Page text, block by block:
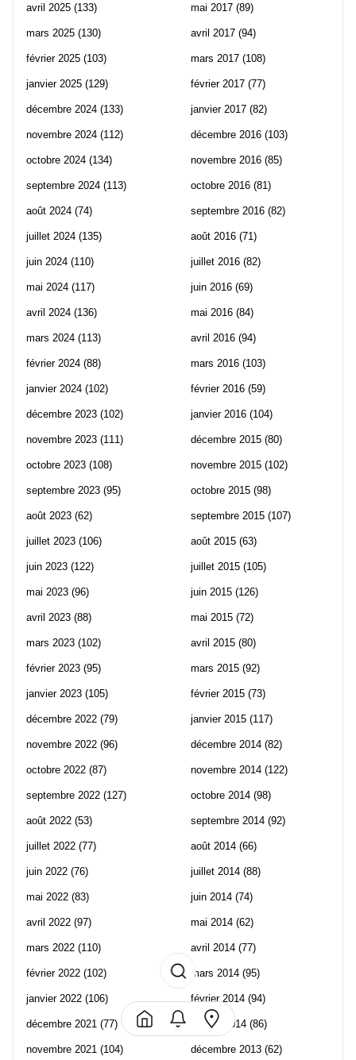
avril 2025 (133)
mars 2025 (130)
février 2025 (103)
janvier 2025 (129)
décembre 2024 (133)
novembre 2024 (112)
octobre 2024 (134)
septembre 2024 (113)
août 2024 (74)
juillet 2024 (135)
juin 2024 (110)
mai 2024 (117)
avril 2024 (136)
mars 2024 (113)
février 2024 (88)
janvier 2024 (102)
décembre 2023 (102)
novembre 2023 (111)
octobre 2023 (108)
septembre 2023 (95)
août 2023 (62)
juillet 2023 (106)
juin 2023 (122)
mai 2023 (96)
avril 2023 (88)
mars 2023 (102)
février 2023 (95)
janvier 2023 (105)
décembre 2022 (79)
novembre 2022 (96)
octobre 2022 (87)
septembre 2022 (127)
août 2022 (53)
juillet 2022 (77)
juin 2022 (76)
mai 2022 (83)
avril 2022 (97)
mars 2022 (110)
février 2022 (102)
janvier 2022 (106)
décembre 2021 (77)
novembre 2021 (104)
mai 2017 (89)
avril 2017 (94)
mars 2017 (108)
février 2017 (77)
janvier 2017 (82)
décembre 2016 (103)
novembre 2016 (85)
octobre 2016 (81)
septembre 2016 (82)
août 2016 (71)
juillet 2016 (82)
juin 2016 (69)
mai 2016 (84)
avril 2016 (94)
mars 2016 (103)
février 2016 (59)
janvier 2016 (104)
décembre 2015 (80)
novembre 2015 (102)
octobre 2015 (98)
septembre 2015 (107)
août 2015 (63)
juillet 2015 (105)
juin 2015 (126)
mai 2015 (72)
avril 2015 (80)
mars 2015 (92)
février 2015 (73)
janvier 2015 (117)
décembre 2014 (82)
novembre 2014 (122)
octobre 2014 (98)
septembre 2014 (92)
août 2014 (66)
juillet 2014 (88)
juin 2014 (74)
mai 2014 (62)
avril 2014 (77)
mars 2014 (95)
février 2014 (94)
janvier 2014 (86)
décembre 2013 (62)